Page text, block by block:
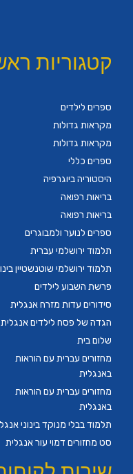
קטגוריות
ספרים לילדים
מקראות גדולות
מקראות גדולות
ספרים כללי
היסטוריה ביוגרפיה
בריאות רפואה
בריאות רפואה
ספרים לנוער ולמבוגרים
תלמוד ירושלמי עברית
תלמוד ירושלמי שוטנשטיין
פרשת השבוע לילדים
סידורים עדות מזרח אנגלית
הגדה של פסח לילדים אנגלית
שלום בית
מחזורים עברית עם הוראות
באנגלית
מחזורים עברית עם הוראות
באנגלית
תלמוד בבלי מנוקד בינוני
סט מחזורים דמוי עור אנגלית